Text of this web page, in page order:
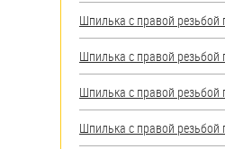
Шпилька с правой резьбой
Шпилька с правой резьбой
Шпилька с правой резьбой
Шпилька с правой резьбой